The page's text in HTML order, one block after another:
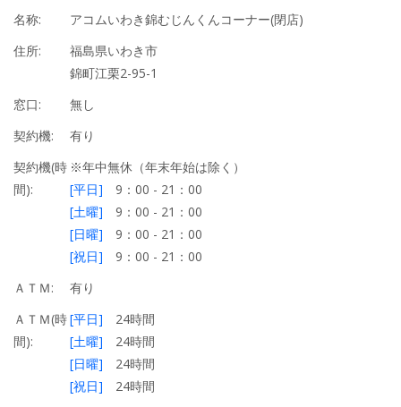
名称:
アコムいわき錦むじんくんコーナー(閉店)
住所:
福島県いわき市
錦町江栗2-95-1
窓口:
無し
契約機:
有り
契約機(時
間):
※年中無休（年末年始は除く）
[平日] 9：00 - 21：00
[土曜] 9：00 - 21：00
[日曜] 9：00 - 21：00
[祝日] 9：00 - 21：00
ＡＴＭ:
有り
ＡＴＭ(時
間):
[平日] 24時間
[土曜] 24時間
[日曜] 24時間
[祝日] 24時間